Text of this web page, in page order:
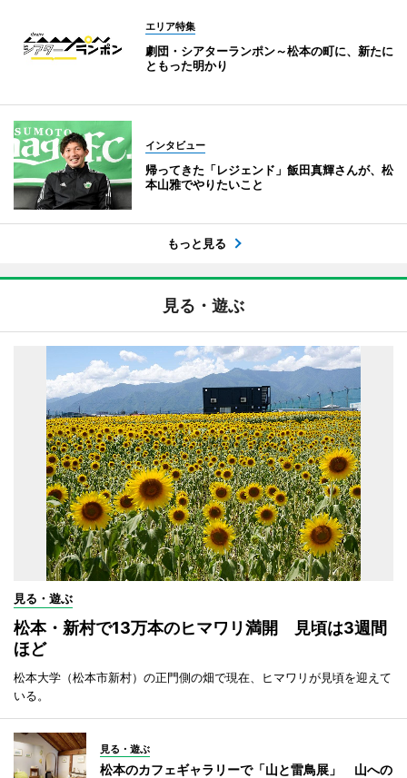
エリア特集
劇団・シアターランポン～松本の町に、新たに
ともった明かり
インタビュー
帰ってきた「レジェンド」飯田真輝さんが、松
本山雅でやりたいこと
もっと見る
見る・遊ぶ
見る・遊ぶ
松本・新村で13万本のヒマワリ満開 見頃は3週間
ほど
松本大学（松本市新村）の正門側の畑で現在、ヒマワリが見頃を迎えて
いる。
見る・遊ぶ
松本のカフェギャラリーで「山と雷鳥展」 山への